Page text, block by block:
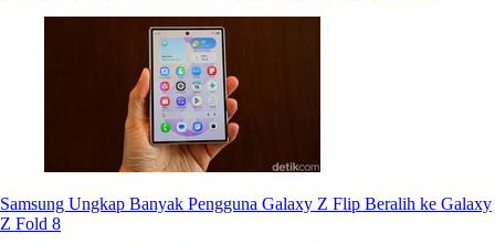
Samsung Ungkap Banyak Pengguna Galaxy Z Flip Beralih ke Galaxy
Z Fold 8